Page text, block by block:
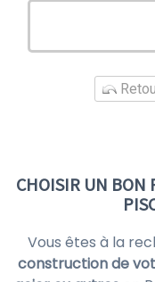
CHOISIR UN BON
Vous êtes à la
construction de